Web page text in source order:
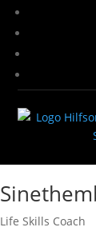
Life Skills Coach